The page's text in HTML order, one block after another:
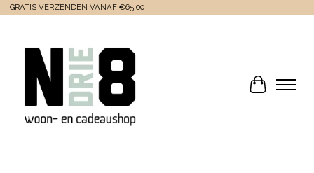
GRATIS VERZENDEN VANAF €65,00